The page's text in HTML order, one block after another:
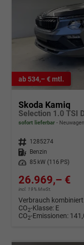
ab 534,– € mtl.
Skoda Kamiq
sofort lieferbar Neuwagen
Fahrzeugnr. 1285274
Kraftstoff
Benzin
Leistung
85 kW (116 PS)
26.969,– €
incl. 19% MwSt.
Verbrauch
CO2-Klasse: E
CO2-Emissionen: